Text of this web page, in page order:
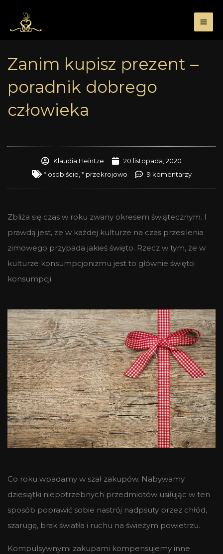
treści
Zanim kupisz prezent –
poradnik dobrego
człowieka
Klaudia Heintze
20 listopada, 2020
* osobiście * przekrojowo 9 komentarzy
Zbliża się czas w roku zwany okresem świątecznym. I
prawdą jest, że w każdej kulturze na czas przesilenia
zimowego przypada jakieś święto. Rzecz w tym, że w
kulturze konsumpcjonizmu jest to głównie święto
konsumpcji.
Co roku wpadamy w szał zakupów. Nabywamy
dziesiątki niepotrzebnych przedmiotów usiłując w ten
sposób poprawić sobie nastrój nadpsuty przez chłód,
szarugę, brak światła i ruchu na świeżym powietrzu.
Kompulsywnymi zakupami kompensujemy inne